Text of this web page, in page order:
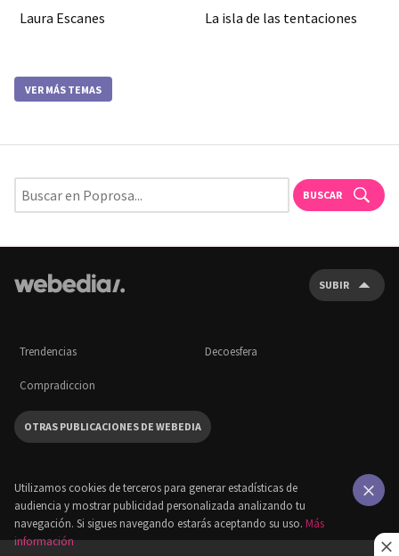
Laura Escanes La isla de las tentaciones
VER MÁS TEMAS
BUSCAR
SUBIR
Trendencias Decoesfera
Compradiccion
OTRAS PUBLICACIONES DE WEBEDIA
Utilizamos cookies de terceros para generar estadísticas de
audiencia y mostrar publicidad personalizada analizando tu
navegación. Si sigues navegando estarás aceptando su uso. Más
información